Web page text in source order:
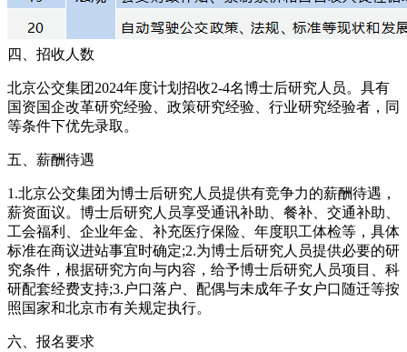
四、招收人数
北京公交集团2024年度计划招收2-4名博士后研究人员。具有
国资国企改革研究经验、政策研究经验、行业研究经验者，同
等条件下优先录取。
五、薪酬待遇
1.北京公交集团为博士后研究人员提供有竞争力的薪酬待遇，
薪资面议。博士后研究人员享受通讯补助、餐补、交通补助、
工会福利、企业年金、补充医疗保险、年度职工体检等，具体
标准在商议进站事宜时确定;2.为博士后研究人员提供必要的研
究条件，根据研究方向与内容，给予博士后研究人员项目、科
研配套经费支持;3.户口落户、配偶与未成年子女户口随迁等按
照国家和北京市有关规定执行。
六、报名要求